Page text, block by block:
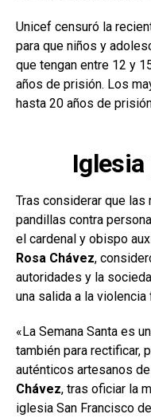
Unicef censuró la
para que niños y
que tengan entre 12 y
años de prisión. Los
hasta 20 años de
Tras considerar que
pandillas contra
el cardenal y obispo
Rosa Chávez,
autoridades y la
una salida a la violencia
«La Semana Santa es
también para rectificar,
auténticos artesanos
Chávez, tras oficiar la
iglesia San Francisco